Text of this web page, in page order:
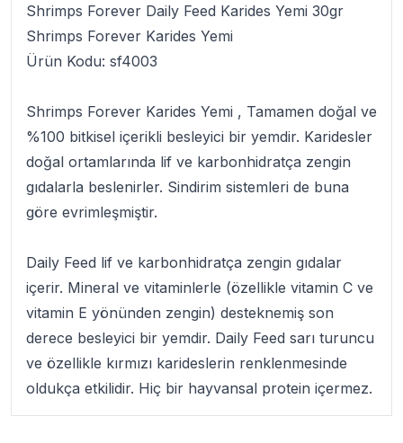
Shrimps Forever Daily Feed Karides Yemi 30gr
Shrimps Forever Karides Yemi
Ürün Kodu: sf4003
Shrimps Forever Karides Yemi , Tamamen doğal ve
%100 bitkisel içerikli besleyici bir yemdir. Karidesler
doğal ortamlarında lif ve karbonhidratça zengin
gıdalarla beslenirler. Sindirim sistemleri de buna
göre evrimleşmiştir.
Daily Feed lif ve karbonhidratça zengin gıdalar
içerir. Mineral ve vitaminlerle (özellikle vitamin C ve
vitamin E yönünden zengin) desteknemiş son
derece besleyici bir yemdir. Daily Feed sarı turuncu
ve özellikle kırmızı karideslerin renklenmesinde
oldukça etkilidir. Hiç bir hayvansal protein içermez.